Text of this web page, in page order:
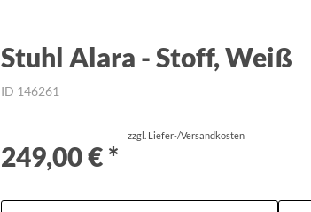
Stuhl Alara - Stoff, Weiß
ID 146261
249,00 € *
zzgl. Liefer-/Versandkosten